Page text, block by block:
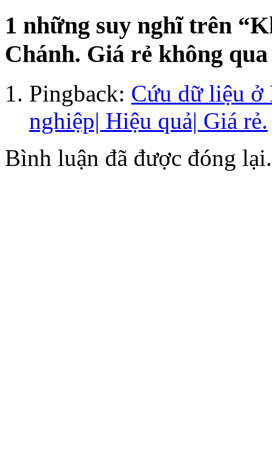
1 những suy nghĩ trên “
Chánh. Giá rẻ không
Pingback: Cứu dữ liệu ở
nghiệp| Hiệu quả| Giá rẻ.
Bình luận đã được đóng lại.